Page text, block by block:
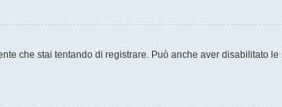
che stai tentando di registrare. Può anche aver disabilitato